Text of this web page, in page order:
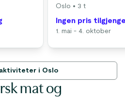
Oslo • 3 t
Ingen pris
1. mai - 4. oktober
i Oslo
mat og